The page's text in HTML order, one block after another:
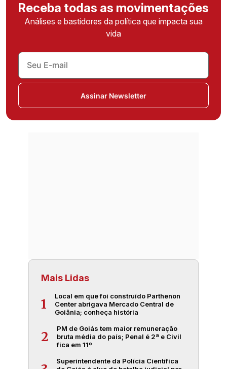
Receba todas as movimentações
Análises e bastidores da política que impacta sua
vida
Assinar Newsletter
Mais Lidas
1
Local em que foi construído Parthenon
Center abrigava Mercado Central de
Goiânia; conheça história
2
PM de Goiás tem maior remuneração
bruta média do país; Penal é 2ª e Civil
fica em 11º
Superintendente da Polícia Científica